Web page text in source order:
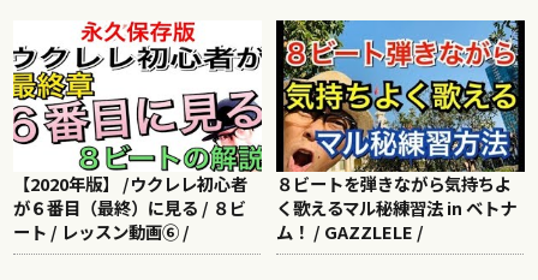
【2020年版】 /ウクレレ初心者
が６番目（最終）に見る / ８ビ
ート / レッスン動画⑥ /
８ビートを弾きながら気持ちよ
く歌えるマル秘練習法 in ベトナ
ム！ / GAZZLELE /